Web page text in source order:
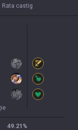
Rata castig
49.21 %